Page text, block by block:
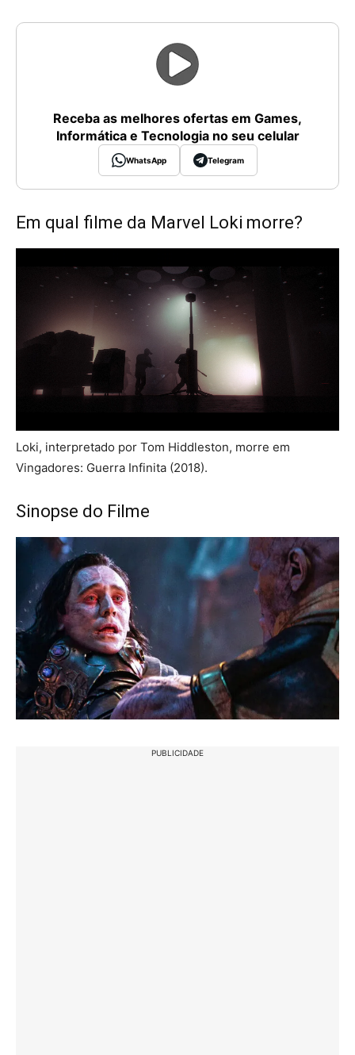
Receba as melhores ofertas em Games,
Informática e Tecnologia no seu celular
WhatsApp Telegram
Em qual filme da Marvel Loki morre?
Loki, interpretado por Tom Hiddleston, morre em
Vingadores: Guerra Infinita (2018).
Sinopse do Filme
PUBLICIDADE